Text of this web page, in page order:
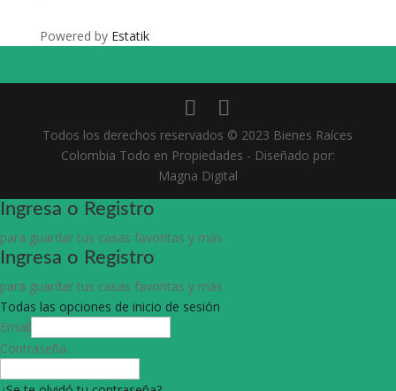
Powered by Estatik
Todos los derechos reservados © 2023 Bienes Raíces
Colombia Todo en Propiedades - Diseñado por:
Magna Digital
Ingresa o Registro
para guardar tus casas favoritas y más
Ingresa o Registro
para guardar tus casas favoritas y más
Todas las opciones de inicio de sesión
Email
Contraseña